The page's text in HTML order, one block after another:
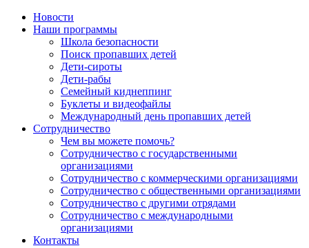
Новости
Наши программы
Школа безопасности
Поиск пропавших детей
Дети-сироты
Дети-рабы
Семейный киднеппинг
Буклеты и видеофайлы
Международный день пропавших детей
Сотрудничество
Чем вы можете помочь?
Сотрудничество с государственными
организациями
Сотрудничество с коммерческими организациями
Сотрудничество с общественными организациями
Сотрудничество с другими отрядами
Сотрудничество с международными
организациями
Контакты